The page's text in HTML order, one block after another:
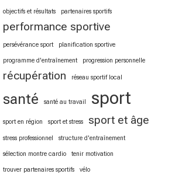
objectifs et résultats partenaires sportifs
performance sportive
persévérance sport planification sportive
programme d'entraînement progression personnelle
récupération réseau sportif local
santé santé au travail sport
sport en région sport et stress sport et âge
stress professionnel structure d'entraînement
sélection montre cardio tenir motivation
trouver partenaires sportifs vélo